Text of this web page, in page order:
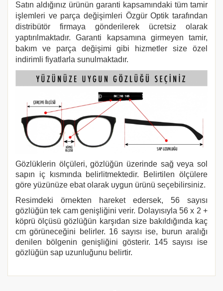
Satın aldığınız ürünün garanti kapsamındaki tüm tamir
işlemleri ve parça değişimleri Özgür Optik tarafından
distribütör firmaya gönderilerek ücretsiz olarak
yaptırılmaktadır. Garanti kapsamına girmeyen tamir,
bakım ve parça değişimi gibi hizmetler size özel
indirimli fiyatlarla sunulmaktadır.
Gözlüklerin ölçüleri, gözlüğün üzerinde sağ veya sol
sapın iç kısmında belirlitmektedir. Belirtilen ölçülere
göre yüzünüze ebat olarak uygun ürünü seçebilirsiniz.
Resimdeki örnekten hareket edersek, 56 sayısı
gözlüğün tek cam genişliğini verir. Dolayısıyla 56 x 2 +
köprü ölçüsü gözlüğün karşıdan size bakıldığında kaç
cm görüneceğini belirler. 16 sayısı ise, burun aralığı
denilen bölgenin genişliğini gösterir. 145 sayısı ise
gözlüğün sap uzunluğunu belirtir.